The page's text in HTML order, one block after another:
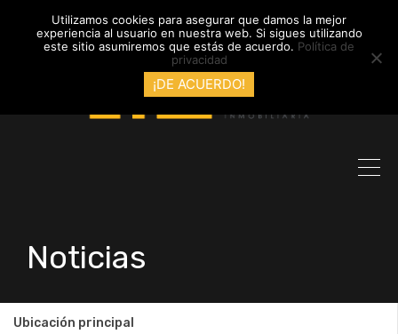
info@inmobiliariadyl.com
Noticias
Ubicación principal
Utilizamos cookies para asegurar que damos la mejor
experiencia al usuario en nuestra web. Si sigues utilizando
este sitio asumiremos que estás de acuerdo. Política de
privacidad
¡DE ACUERDO!